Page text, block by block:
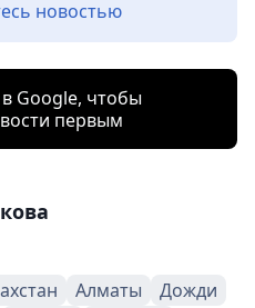
новостью
Google, чтобы
первым
Алматы
Дожди